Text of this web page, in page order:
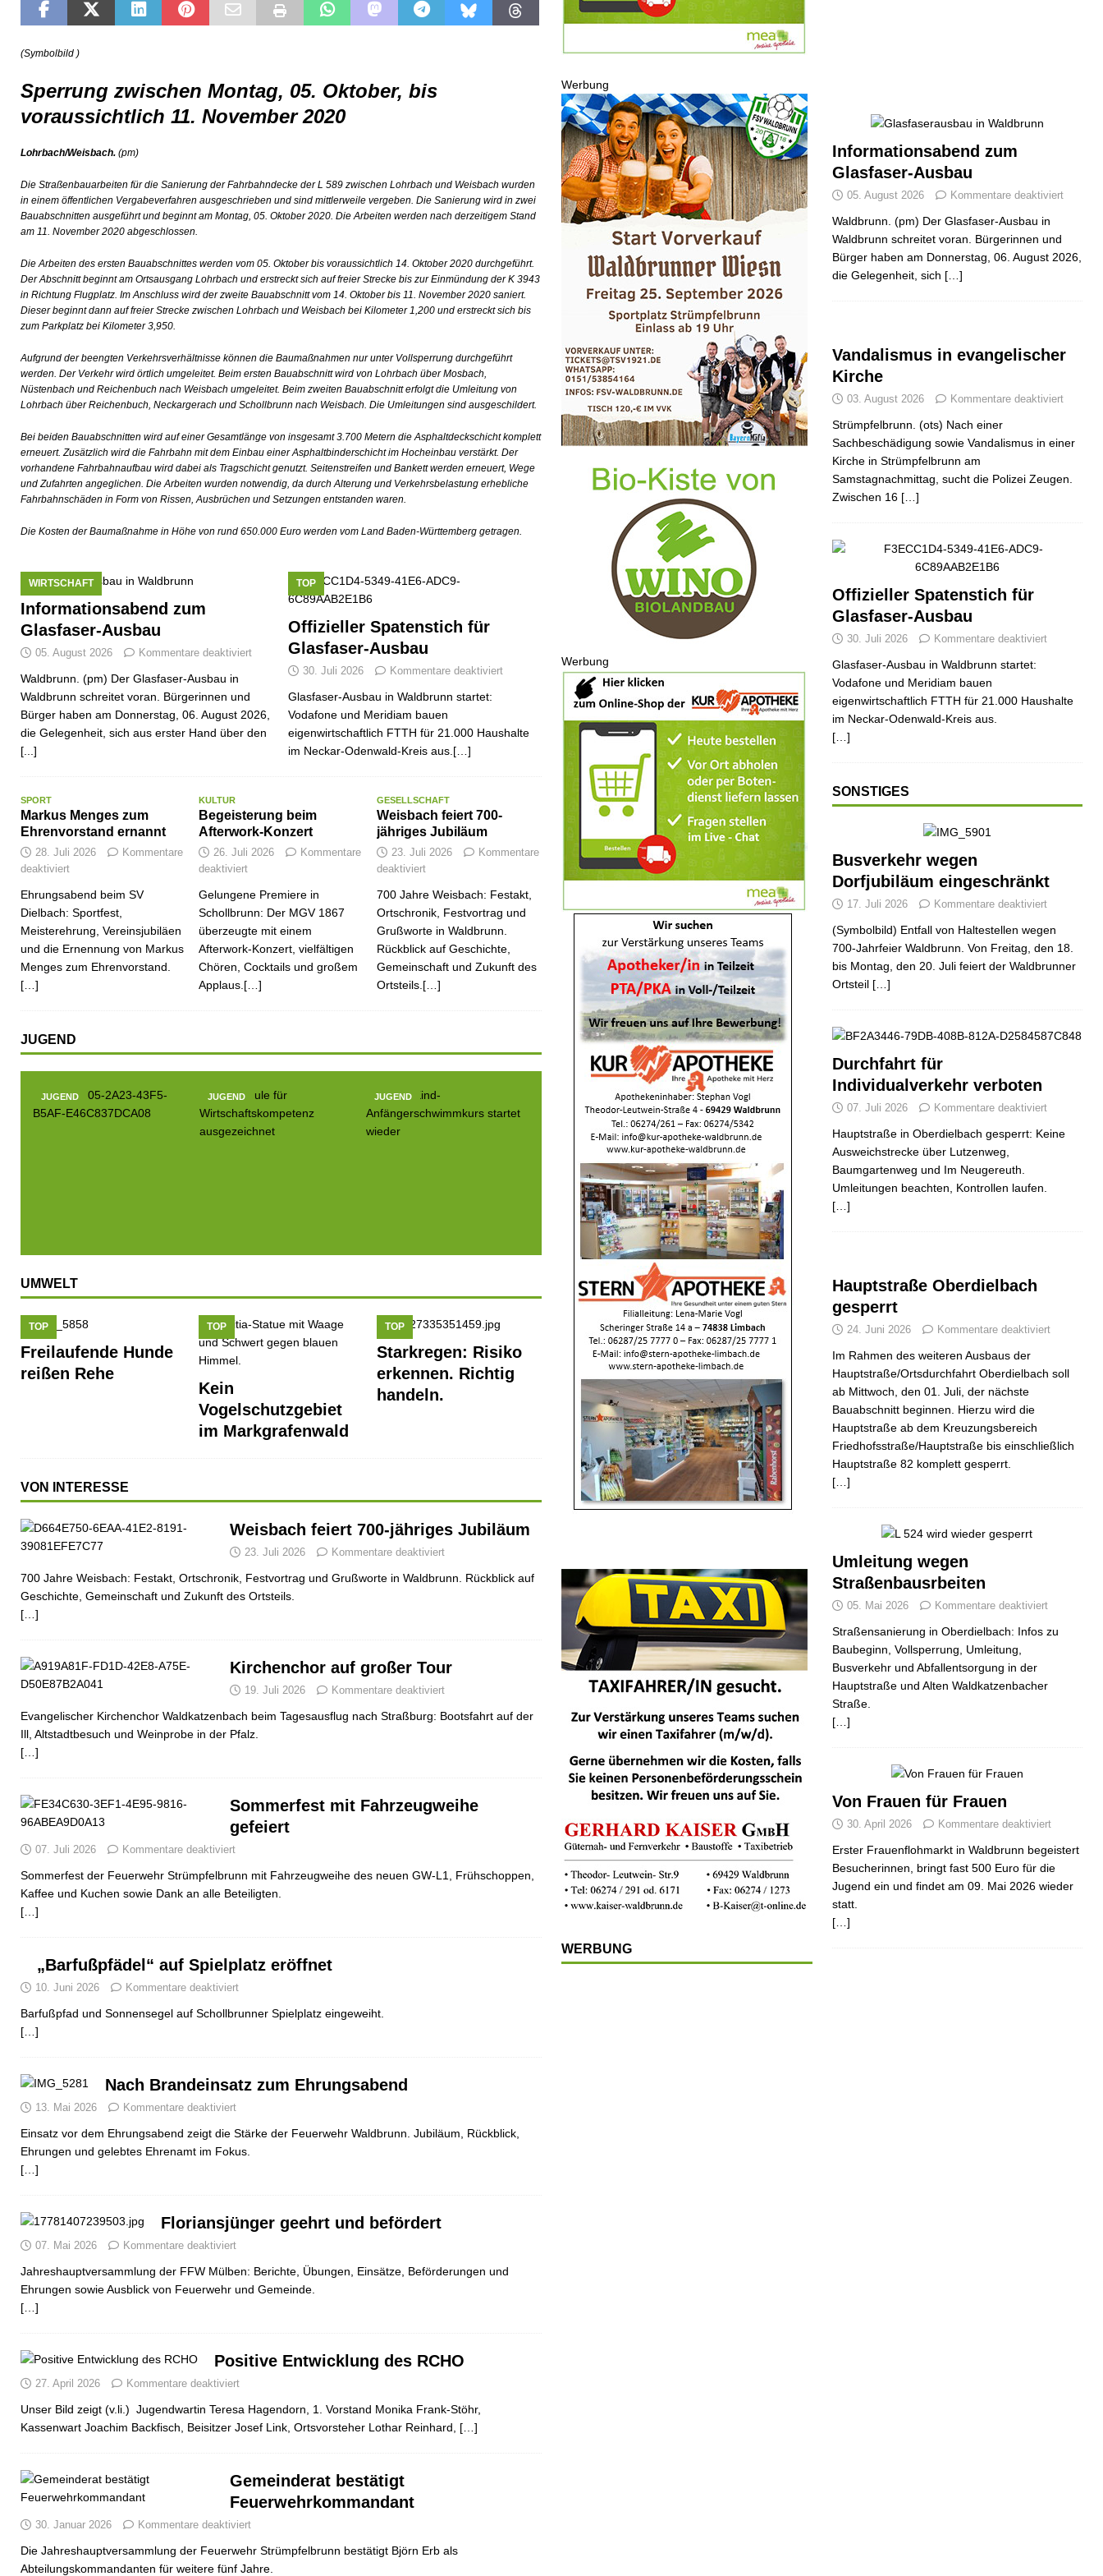
[ 10. Juli 2026 ] Freilaufende Hunde reißen Rehe TOP
[ 07. Juli 2026 ] Durchfahrt für Individualverkehr verboten SONSTIGES
[ 05. August 2026 ] Informationsabend zum Glasfaser-Ausbau
[ 03. August 2026 ]
(Symbolbild )
Sperrung zwischen Montag, 05. Oktober, bis
voraussichtlich 11. November 2020
Lohrbach/Weisbach. (pm)
Die Straßenbauarbeiten für die Sanierung der Fahrbahndecke der L 589 zwischen Lohrbach und Weisbach wurden
in einem öffentlichen Vergabeverfahren ausgeschrieben und sind mittlerweile vergeben. Die Sanierung wird in zwei
Bauabschnitten ausgeführt und beginnt am Montag, 05. Oktober 2020. Die Arbeiten werden nach derzeitigem Stand
am 11. November 2020 abgeschlossen.
Die Arbeiten des ersten Bauabschnittes werden vom 05. Oktober bis voraussichtlich 14. Oktober 2020 durchgeführt.
Der Abschnitt beginnt am Ortsausgang Lohrbach und erstreckt sich auf freier Strecke bis zur Einmündung der K 3943
in Richtung Flugplatz. Im Anschluss wird der zweite Bauabschnitt vom 14. Oktober bis 11. November 2020 saniert.
Dieser beginnt dann auf freier Strecke zwischen Lohrbach und Weisbach bei Kilometer 1,200 und erstreckt sich bis
zum Parkplatz bei Kilometer 3,950.
Aufgrund der beengten Verkehrsverhältnisse können die Baumaßnahmen nur unter Vollsperrung durchgeführt
werden. Der Verkehr wird örtlich umgeleitet. Beim ersten Bauabschnitt wird von Lohrbach über Mosbach,
Nüstenbach und Reichenbuch nach Weisbach umgeleitet. Beim zweiten Bauabschnitt erfolgt die Umleitung von
Lohrbach über Reichenbuch, Neckargerach und Schollbrunn nach Weisbach. Die Umleitungen sind ausgeschildert.
Bei beiden Bauabschnitten wird auf einer Gesamtlänge von insgesamt 3.700 Metern die Asphaltdeckschicht komplett
erneuert. Zusätzlich wird die Fahrbahn mit dem Einbau einer Asphaltbinderschicht im Hocheinbau verstärkt. Der
vorhandene Fahrbahnaufbau wird dabei als Tragschicht genutzt. Seitenstreifen und Bankett werden erneuert, Wege
und Zufahrten angeglichen. Die Arbeiten wurden notwendig, da durch Alterung und Verkehrsbelastung erhebliche
Fahrbahnschäden in Form von Rissen, Ausbrüchen und Setzungen entstanden waren.
Die Kosten der Baumaßnahme in Höhe von rund 650.000 Euro werden vom Land Baden-Württemberg getragen.
Informationsabend zum
Glasfaser-Ausbau
WIRTSCHAFT
05. August 2026 Kommentare deaktiviert
Waldbrunn. (pm) Der Glasfaser-Ausbau in
Waldbrunn schreitet voran. Bürgerinnen und
Bürger haben am Donnerstag, 06. August 2026,
die Gelegenheit, sich aus erster Hand über den
[...]
Offizieller Spatenstich für
Glasfaser-Ausbau
TOP
30. Juli 2026 Kommentare deaktiviert
Glasfaser-Ausbau in Waldbrunn startet:
Vodafone und Meridiam bauen
eigenwirtschaftlich FTTH für 21.000 Haushalte
im Neckar-Odenwald-Kreis aus.[…]
SPORT
Markus Menges zum
Ehrenvorstand ernannt
28. Juli 2026
Kommentare
deaktiviert
Ehrungsabend beim SV
Dielbach: Sportfest,
Meisterehrung, Vereinsjubiläen
und die Ernennung von Markus
Menges zum Ehrenvorstand.
[…]
KULTUR
Begeisterung beim
Afterwork-Konzert
26. Juli 2026
Kommentare
deaktiviert
Gelungene Premiere in
Schollbrunn: Der MGV 1867
überzeugte mit einem
Afterwork-Konzert, vielfältigen
Chören, Cocktails und großem
Applaus.[…]
GESELLSCHAFT
Weisbach feiert 700-
jähriges Jubiläum
23. Juli 2026
Kommentare
deaktiviert
700 Jahre Weisbach: Festakt,
Ortschronik, Festvortrag und
Grußworte in Waldbrunn.
Rückblick auf Geschichte,
Gemeinschaft und Zukunft des
Ortsteils.[…]
JUGEND
JUGEND JUGEND JUGEND JUGEND
UMWELT
TOP
Freilaufende Hunde
reißen Rehe
TOP
Kein
Vogelschutzgebiet
im Markgrafenwald
TOP
Starkregen: Risiko
erkennen. Richtig
handeln.
VON INTERESSE
Weisbach feiert 700-jähriges Jubiläum
23. Juli 2026 Kommentare deaktiviert
700 Jahre Weisbach: Festakt, Ortschronik, Festvortrag und Grußworte in Waldbrunn. Rückblick auf
Geschichte, Gemeinschaft und Zukunft des Ortsteils.
[…]
Kirchenchor auf großer Tour
19. Juli 2026 Kommentare deaktiviert
Evangelischer Kirchenchor Waldkatzenbach beim Tagesausflug nach Straßburg: Bootsfahrt auf der
Ill, Altstadtbesuch und Weinprobe in der Pfalz.
[…]
Sommerfest mit Fahrzeugweihe
gefeiert
07. Juli 2026 Kommentare deaktiviert
Sommerfest der Feuerwehr Strümpfelbrunn mit Fahrzeugweihe des neuen GW-L1, Frühschoppen,
Kaffee und Kuchen sowie Dank an alle Beteiligten.
[…]
„Barfußpfädel“ auf Spielplatz eröffnet
10. Juni 2026 Kommentare deaktiviert
Barfußpfad und Sonnensegel auf Schollbrunner Spielplatz eingeweiht.
[…]
Nach Brandeinsatz zum Ehrungsabend
13. Mai 2026 Kommentare deaktiviert
Einsatz vor dem Ehrungsabend zeigt die Stärke der Feuerwehr Waldbrunn. Jubiläum, Rückblick,
Ehrungen und gelebtes Ehrenamt im Fokus.
[…]
Floriansjünger geehrt und befördert
07. Mai 2026 Kommentare deaktiviert
Jahreshauptversammlung der FFW Mülben: Berichte, Übungen, Einsätze, Beförderungen und
Ehrungen sowie Ausblick von Feuerwehr und Gemeinde.
[…]
Positive Entwicklung des RCHO
27. April 2026 Kommentare deaktiviert
Unser Bild zeigt (v.li.) Jugendwartin Teresa Hagendorn, 1. Vorstand Monika Frank-Stöhr,
Kassenwart Joachim Backfisch, Beisitzer Josef Link, Ortsvorsteher Lothar Reinhard, […]
Gemeinderat bestätigt
Feuerwehrkommandant
30. Januar 2026 Kommentare deaktiviert
Die Jahreshauptversammlung der Feuerwehr Strümpfelbrunn bestätigt Björn Erb als
Abteilungskommandanten für weitere fünf Jahre.
Werbung
Werbung
WERBUNG
Informationsabend zum
Glasfaser-Ausbau
05. August 2026 Kommentare deaktiviert
Waldbrunn. (pm) Der Glasfaser-Ausbau in
Waldbrunn schreitet voran. Bürgerinnen und
Bürger haben am Donnerstag, 06. August 2026,
die Gelegenheit, sich […]
Vandalismus in evangelischer
Kirche
03. August 2026 Kommentare deaktiviert
Strümpfelbrunn. (ots) Nach einer
Sachbeschädigung sowie Vandalismus in einer
Kirche in Strümpfelbrunn am
Samstagnachmittag, sucht die Polizei Zeugen.
Zwischen 16 […]
Offizieller Spatenstich für
Glasfaser-Ausbau
30. Juli 2026 Kommentare deaktiviert
Glasfaser-Ausbau in Waldbrunn startet:
Vodafone und Meridiam bauen
eigenwirtschaftlich FTTH für 21.000 Haushalte
im Neckar-Odenwald-Kreis aus.
[…]
SONSTIGES
Busverkehr wegen
Dorfjubiläum eingeschränkt
17. Juli 2026 Kommentare deaktiviert
(Symbolbild) Entfall von Haltestellen wegen
700-Jahrfeier Waldbrunn. Von Freitag, den 18.
bis Montag, den 20. Juli feiert der Waldbrunner
Ortsteil […]
Durchfahrt für
Individualverkehr verboten
07. Juli 2026 Kommentare deaktiviert
Hauptstraße in Oberdielbach gesperrt: Keine
Ausweichstrecke über Lutzenweg,
Baumgartenweg und Im Neugereuth.
Umleitungen beachten, Kontrollen laufen.
[…]
Hauptstraße Oberdielbach
gesperrt
24. Juni 2026 Kommentare deaktiviert
Im Rahmen des weiteren Ausbaus der
Hauptstraße/Ortsdurchfahrt Oberdielbach soll
ab Mittwoch, den 01. Juli, der nächste
Bauabschnitt beginnen. Hierzu wird die
Hauptstraße ab dem Kreuzungsbereich
Friedhofsstraße/Hauptstraße bis einschließlich
Hauptstraße 82 komplett gesperrt.
[…]
Umleitung wegen
Straßenbausrbeiten
05. Mai 2026 Kommentare deaktiviert
Straßensanierung in Oberdielbach: Infos zu
Baubeginn, Vollsperrung, Umleitung,
Busverkehr und Abfallentsorgung in der
Hauptstraße und Alten Waldkatzenbacher
Straße.
[…]
Von Frauen für Frauen
30. April 2026 Kommentare deaktiviert
Erster Frauenflohmarkt in Waldbrunn begeistert
Besucherinnen, bringt fast 500 Euro für die
Jugend ein und findet am 09. Mai 2026 wieder
statt.
[…]